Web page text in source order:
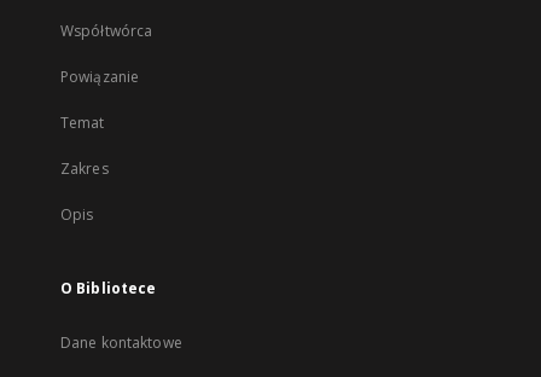
Współtwórca
Powiązanie
Temat
Zakres
Opis
O Bibliotece
Dane kontaktowe